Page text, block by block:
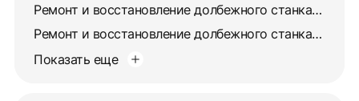
Ремонт и восстановление долбежного станка 7405
Ремонт и восстановление долбежного станка 7417
Показать еще